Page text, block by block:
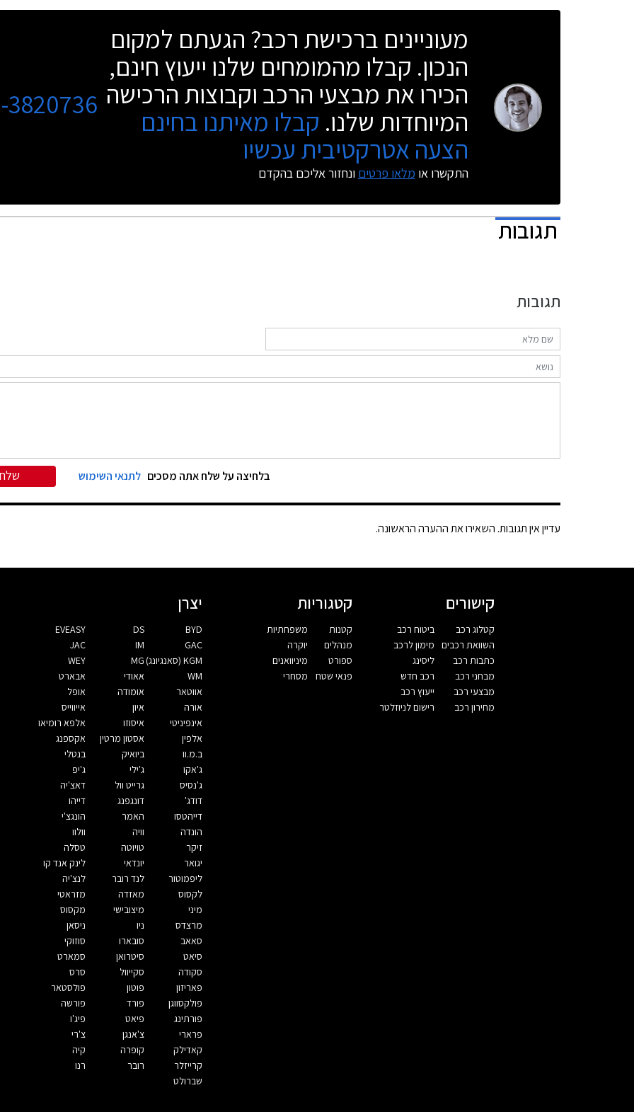
מעוניינים ברכישת רכב? הגעתם למקום
הנכון. קבלו מהמומחים שלנו ייעוץ חינם,
הכירו את מבצעי הרכב וקבוצות הרכישה
המיוחדות שלנו. קבלו מאיתנו בחינם
הצעה אטרקטיבית עכשיו
התקשרו או מלאו פרטים ונחזור אליכם בהקדם
3820736
תגובות
תגובות
בלחיצה על שלח אתה מסכים לתנאי השימוש
עדיין אין תגובות. השאירו את ההערה הראשונה.
קישורים
קטלוג רכב
השוואת רכבים
כתבות רכב
מבחני רכב
מבצעי רכב
מחירון רכב
ביטוח רכב
מימון לרכב
ליסינג
רכב חדש
ייעוץ רכב
רישום לניוזלטר
קטגוריות
קטנות
מנהלים
ספורט
פנאי שטח
משפחתיות
יוקרה
מיניוואנים
מסחרי
יצרן
BYD
DS
EVEASY
GAC
IM
JAC
KGM (סאנגיונג)
MG
WEY
WM
אאודי
אבארט
אווטאר
אומודה
אופל
אורה
איון
אייווייס
אינפיניטי
איסוזו
אלפא רומיאו
אלפין
אסטון מרטין
אקספנג
ב.מ.וו
ביואיק
בנטלי
ג'אקו
ג'ילי
ג'יפ
ג'נסיס
גרייט וול
דאצ'יה
דודג'
דונגפנג
דייהו
דייהטסו
האמר
הונגצ'י
הונדה
וויה
וולוו
זיקר
טויוטה
טסלה
יגואר
יונדאי
לינק אנד קו
ליפמוטור
לנד רובר
לנצ'יה
לקסוס
מאזדה
מזראטי
מיני
מיצובישי
מקסוס
מרצדס
ניו
ניסאן
סאאב
סובארו
סוזוקי
סיאט
סיטרואן
סמארט
סקודה
סקייוול
סרס
פאריזון
פוטון
פולסטאר
פולקסווגן
פורד
פורשה
פורתינג
פיאט
פיג'ו
פרארי
צ'אנגן
צ'רי
קאדילק
קופרה
קיה
קרייזלר
רובר
רנו
שברולט